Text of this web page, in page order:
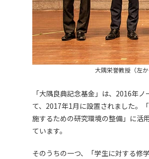
大隅栄誉教授（左
「大隅良典記念基金」は、2016年
て、2017年1月に設置されました。
施するための研究環境の整備」に活
ています。
そのうちの一つ、「学生に対する修